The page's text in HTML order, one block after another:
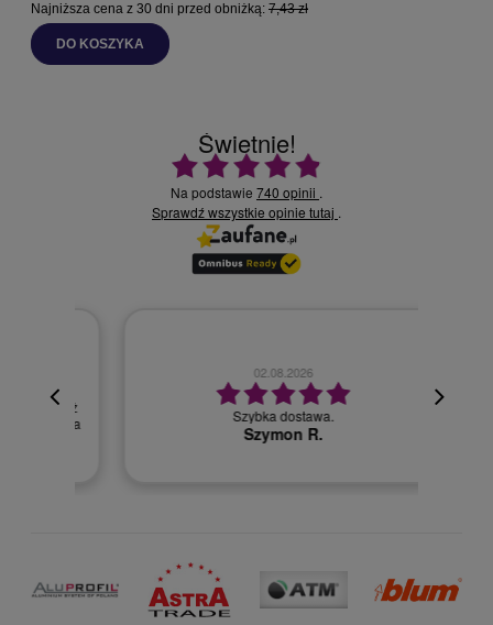
Najniższa cena z 30 dni przed obniżką: 7,43 zł
DO KOSZYKA
Świetnie!
Ocena średnia 4.9 na 5
Na podstawie 740 opinii .
Sprawdź wszystkie opinie tutaj .
02.08.2026
Szybka dostawa.
Szymon R.